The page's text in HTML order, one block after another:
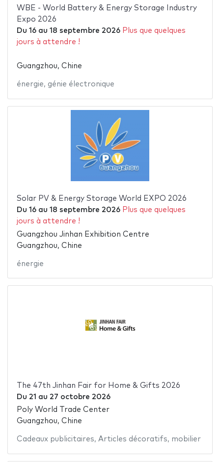
WBE - World Battery & Energy Storage Industry
Expo 2026
Du 16au 18 septembre 2026 Plus que quelques
jours à attendre !
Guangzhou, Chine
énergie, génie électronique
Solar PV & Energy Storage World EXPO 2026
Du 16au 18 septembre 2026 Plus que quelques
jours à attendre !
Guangzhou Jinhan Exhibition Centre
Guangzhou, Chine
énergie
The 47th Jinhan Fair for Home & Gifts 2026
Du 21 au 27 octobre 2026
Poly World Trade Center
Guangzhou, Chine
Cadeaux publicitaires, Articles décoratifs, mobilier